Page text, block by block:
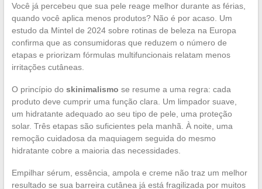
Você já percebeu que sua pele reage melhor durante as férias,
quando você aplica menos produtos? Não é por acaso. Um
estudo da Mintel de 2024 sobre rotinas de beleza na Europa
confirma que as consumidoras que reduzem o número de
etapas e priorizam fórmulas multifuncionais relatam menos
irritações cutâneas.
O princípio do skinimalismo se resume a uma regra: cada
produto deve cumprir uma função clara. Um limpador suave,
um hidratante adequado ao seu tipo de pele, uma proteção
solar. Três etapas são suficientes pela manhã. À noite, uma
remoção cuidadosa da maquiagem seguida do mesmo
hidratante cobre a maioria das necessidades.
Empilhar sérum, essência, ampola e creme não traz um melhor
resultado se sua barreira cutânea já está fragilizada por muitos